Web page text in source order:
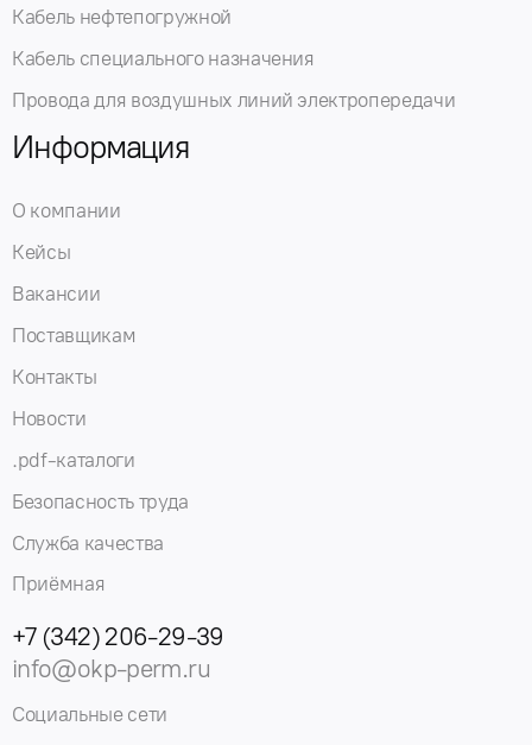
Кабель нефтепогружной
Кабель специального назначения
Провода для воздушных линий электропередачи
Информация
О компании
Кейсы
Вакансии
Поставщикам
Контакты
Новости
.pdf-каталоги
Безопасность труда
Служба качества
Приёмная
+7 (342) 206-29-39
info@okp-perm.ru
Социальные сети